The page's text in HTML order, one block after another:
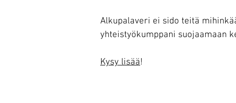
Alkupalaveri ei sido teitä
yhteistyökumppani suojaamaan
Kysy lisää!